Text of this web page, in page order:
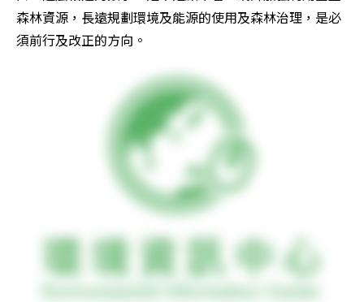
森林資源，長遠規劃環境及能源的使用及森林治理，是必
須前行及改正的方向。